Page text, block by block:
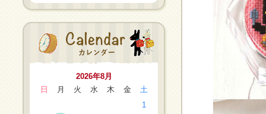
2026年8月
日
月 火 水 木 金
土
1